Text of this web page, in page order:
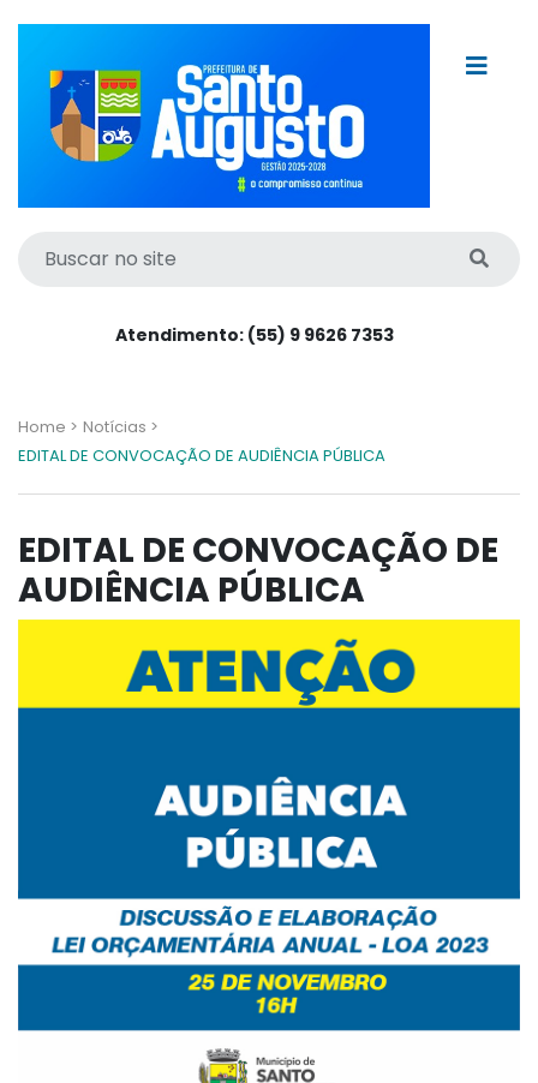
Atendimento: (55) 9 9626 7353
Home > Notícias >
EDITAL DE CONVOCAÇÃO DE AUDIÊNCIA PÚBLICA
EDITAL DE CONVOCAÇÃO DE
AUDIÊNCIA PÚBLICA